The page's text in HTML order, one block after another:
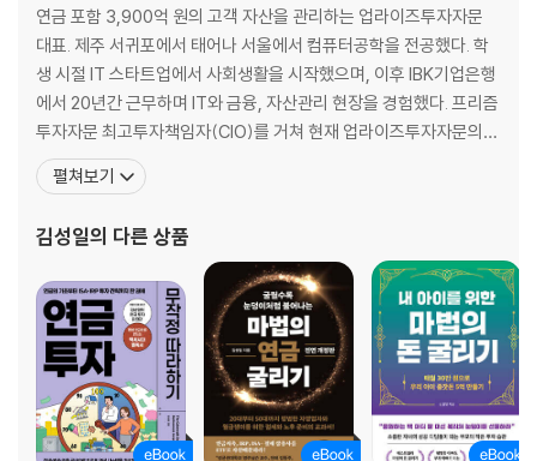
01 ETF의 분배금과 배당소득세
02 ETF에 투자할 때 알아두면 좋은 것
03 ETF의 투자 위험
5장 복잡하지만 궁금했던 개념들
01 PR, TR, NTR 비교
02 선물과 선물 거래 이해하기
04 액티브 ETF 이해하기
05 환노출과 환헤지 이해하기
6장 주요 ETF 소개 및 분석
01 기초지수의 이해
02 선진국 주식 ETF
03 신흥국 주식 ETF
04 선진국 채권 ETF
연금 포함 3,900억 원의 고객 자산을 관리하는 업라이즈투자자문
대표. 제주 서귀포에서 태어나 서울에서 컴퓨터공학을 전공했다. 학
생 시절 IT 스타트업에서 사회생활을 시작했으며, 이후 IBK기업은행
에서 20년간 근무하며 IT와 금융, 자산관리 현장을 경험했다. 프리즘
투자자문 최고투자책임자(CIO)를 거쳐 현재 업라이즈투자자문의
대표를 맡고 있다. 또한 두 아이를 둔 가장이자 20년 넘게 시장을 경
험한 투자자이다. ‘어떻게 하면 소중한 자산을 안전하게 지키고 키울
해답을 스스로 증명해나가고 있다. KAIST와 서
펼쳐보기
김성일의 다른 상품